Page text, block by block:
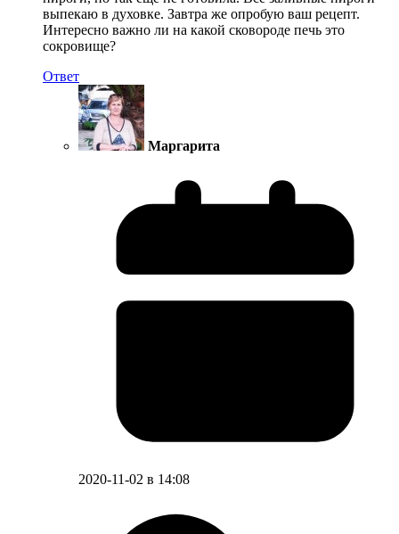
выпекаю в духовке. Завтра же опробую ваш рецепт.
Интересно важно ли на какой сковороде печь это
сокровище?
Ответ
Маргарита
2020-11-02 в 14:08